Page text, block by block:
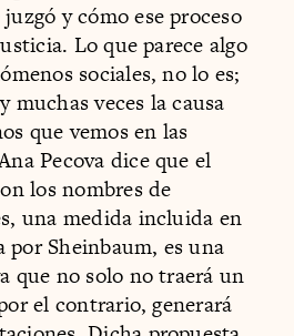
y cómo ese proceso
Lo que parece algo
sociales, no lo es;
muchas veces la causa
que vemos en las
Pecova dice que el
los nombres de
una medida incluida en
por Sheinbaum, es una
que no solo no traerá un
el contrario, generará